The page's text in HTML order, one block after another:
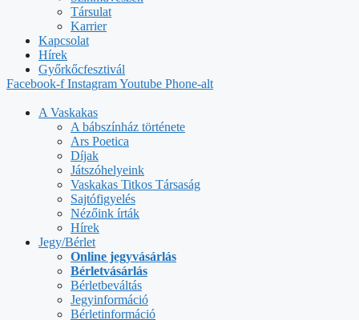
Társulat
Karrier
Kapcsolat
Hírek
Győrkőcfesztivál
Facebook-f InstagramYoutube Phone-alt
A Vaskakas
A bábszínház története
Ars Poetica
Díjak
Játszóhelyeink
Vaskakas Titkos Társaság
Sajtófigyelés
Nézőink írták
Hírek
Jegy/Bérlet
Online jegyvásárlás
Bérletvásárlás
Bérletbeváltás
Jegyinformáció
Bérletinformáció